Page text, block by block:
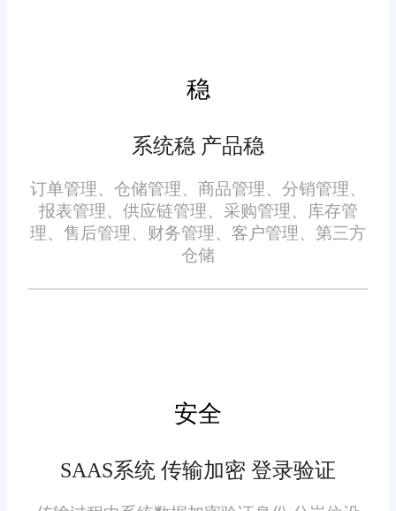
三、应用案例与效果
在引入旺店通后，取得了显著的
管理改进和业绩提升。通过系统
的智能化库存管理功能，该企业
实现了对各店铺库存的实时监控
和统一调配，有效避免了断货和
积压情况的发生。同时，利用系
关重要。旺店通以其全面的功
不仅帮助小企业解决了进销存管
稳
系统稳 产品稳
订单管理、仓储管理、商品管理、分销管理、
报表管理、供应链管理、采购管理、库存管
理、售后管理、财务管理、客户管理、第三方
仓储
安全
SAAS系统 传输加密 登录验证